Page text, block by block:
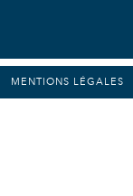
MENTIONS LÉGALES